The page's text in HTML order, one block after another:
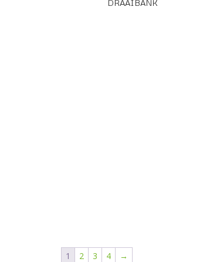
DRAAIBANK
1 2 3 4 →